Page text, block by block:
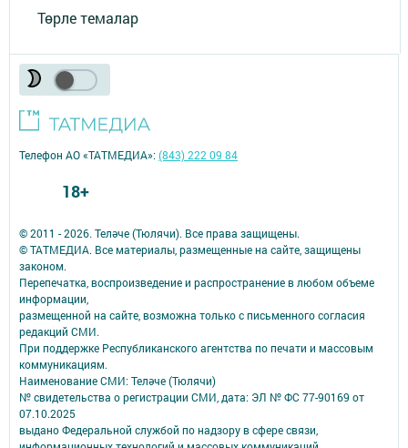
Төрле темалар
© 2011 - 2026. Теләче (Тюлячи). Все права защищены.
© ТАТМЕДИА. Все материалы, размещенные на сайте, защищены
законом.
Перепечатка, воспроизведение и распространение в любом объеме
информации,
размещенной на сайте, возможна только с письменного согласия
редакций СМИ.
При поддержке Республиканского агентства по печати и массовым
коммуникациям.
Наименование СМИ: Теләче (Тюлячи)
№ свидетельства о регистрации СМИ, дата: ЭЛ № ФС 77-90169 от
07.10.2025
выдано Федеральной службой по надзору в сфере связи,
Телефон АО «ТАТМЕДИА»:(843) 222 09 84
18+